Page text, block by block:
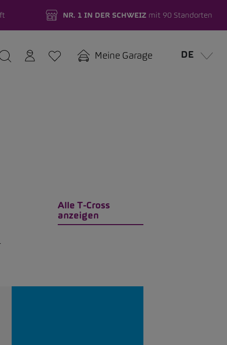
NR. 1 IN DER SCHWEIZmit 90 Standorten
Meine Garage DE
Alle T-Cross
anzeigen